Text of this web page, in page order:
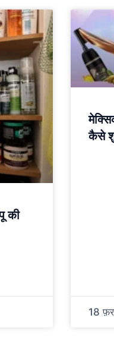
की
कैसे
18